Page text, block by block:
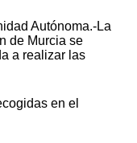
Autónoma.-La
de Murcia se
a realizar las
en el